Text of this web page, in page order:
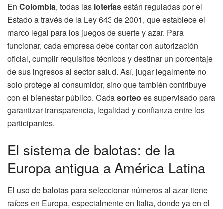
En Colombia, todas las loteríasestán reguladas por el
Estado a través de la Ley 643 de 2001, que establece el
marco legal para los juegos de suerte y azar. Para
funcionar, cada empresa debe contar con autorización
oficial, cumplir requisitos técnicos y destinar un porcentaje
de sus ingresos al sector salud. Así, jugar legalmente no
solo protege al consumidor, sino que también contribuye
con el bienestar público. Cadasorteo es supervisado para
garantizar transparencia, legalidad y confianza entre los
participantes.
El sistema de balotas: de la
Europa antigua a América Latina
El uso de balotas para seleccionar números al azar tiene
raíces en Europa, especialmente en Italia, donde ya en el